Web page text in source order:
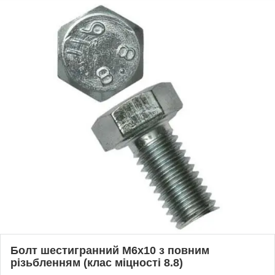
Болт шестигранний М6х10 з повним
різьбленням (клас міцності 8.8)